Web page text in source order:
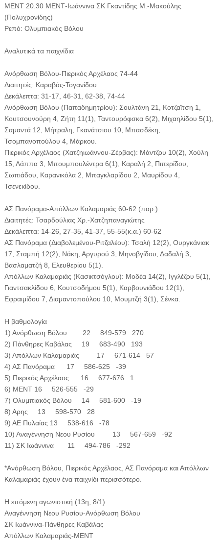
ΜΕΝΤ 20.30 ΜΕΝΤ-Ιωάννινα ΣΚ Γκαντίδης Μ.-Μακούλης
(Πολυχρονίδης)
Ρεπό: Ολυμπιακός Βόλου
Αναλυτικά τα παιχνίδια
Ανόρθωση Βόλου-Πιερικός Αρχέλαος 74-44
Διαιτητές: Καραβάς-Τογανίδου
Δεκάλεπτα: 31-17, 46-31, 62-38, 74-44
Ανόρθωση Βόλου (Παπαδημητρίου): Σουλτάνη 21, Κοτζαϊτση 1,
Κουτσουνούρη 4, Ζήτη 11(1), Ταντουρόφσκα 6(2), Μιχαηλίδου 5(1),
Σαμαντά 12, Μήτραλη, Γκανάτσιου 10, Μπασδέκη,
Τσομπανοπούλου 4, Μάρκου.
Πιερικός Αρχέλαος (Χατζηιωάννου-Ζέρβας): Μάντζου 10(2), Χούλη
15, Λάππα 3, Μπουμπουλέντρα 6(1), Καραλή 2, Πιπερίδου,
Σωπιάδου, Καρανικόλα 2, Μπαγκλαρίδου 2, Μαυρίδου 4,
Τσενεκίδου.
ΑΣ Πανόραμα-Απόλλων Καλαμαριάς 60-62 (παρ.)
Διαιτητές: Τσαρδούλιας Χρ.-Χατζηπαναγιώτης
Δεκάλεπτα: 14-26, 27-35, 41-37, 55-55(κ.α.) 60-62
ΑΣ Πανόραμα (Διαβολεμένου-Ριτζαλέου): Τσαλή 12(2), Ουργκάνιακ
17, Σταμπή 12(2), Νάκη, Αργυρού 3, Μηνοβγίδου, Δαδαλή 3,
Βασλαματζή 8, Ελευθερίου 5(1).
Απόλλων Καλαμαριάς (Κασικτσόγλου): Μοδέα 14(2), Ιγγλέζου 5(1),
Γιαντσακλίδου 6, Κουτσοδήμου 5(1), Καρβουνιάδου 12(1),
Εφραιμίδου 7, Διαμαντοπούλου 10, Μουμτζή 3(1), Σένκα.
Η βαθμολογία
1) Ανόρθωση Βόλου 22 849-579 270
2) Πάνθηρες Καβάλας 19 683-490 193
3) Απόλλων Καλαμαριάς 17 671-614 57
4) ΑΣ Πανόραμα 17 586-625 -39
5) Πιερικός Αρχέλαος 16 677-676 1
6) ΜΕΝΤ 16 526-555 -29
7) Ολυμπιακός Βόλου 14 581-600 -19
8) Αρης 13 598-570 28
9) ΑΕ Πυλαίας 13 538-616 -78
10) Αναγέννηση Νεου Ρυσίου 13 567-659 -92
11) ΣΚ Ιωάννινα 11 494-786 -292
*Ανόρθωση Βόλου, Πιερικός Αρχέλαος, ΑΣ Πανόραμα και Απόλλων
Καλαμαριάς έχουν ένα παιχνίδι περισσότερο.
Η επόμενη αγωνιστική (13η, 8/1)
Αναγέννηση Νεου Ρυσίου-Ανόρθωση Βόλου
ΣΚ Ιωάννινα-Πάνθηρες Καβάλας
Απόλλων Καλαμαριάς-ΜΕΝΤ